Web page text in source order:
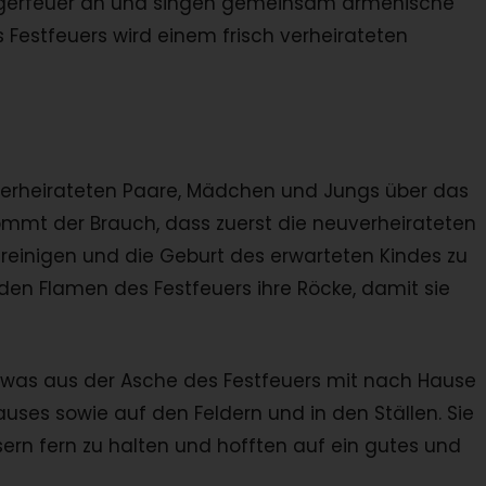
Festfeuers wird einem frisch verheirateten
Paare, Mädchen und Jungs über das
der Brauch, dass zuerst die neuverheirateten
und die Geburt des erwarteten Kindes zu
Flamen des Festfeuers ihre Röcke, damit sie
aus der Asche des Festfeuers mit nach Hause
sowie auf den Feldern und in den Ställen. Sie
fern zu halten und hofften auf ein gutes und